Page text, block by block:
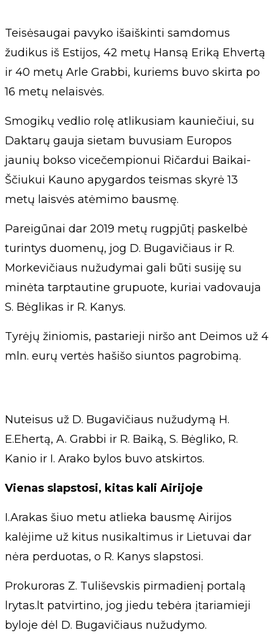
Teisėsaugai pavyko išaiškinti samdomus
žudikus iš Estijos, 42 metų Hansą Eriką Ehvertą
ir 40 metų Arle Grabbi, kuriems buvo skirta po
16 metų nelaisvės.
Smogikų vedlio rolę atlikusiam kauniečiui, su
Daktarų gauja sietam buvusiam Europos
jaunių bokso vicečempionui Ričardui Baikai-
Ščiukui Kauno apygardos teismas skyrė 13
metų laisvės atėmimo bausmę.
Pareigūnai dar 2019 metų rugpjūtį paskelbė
turintys duomenų, jog D. Bugavičiaus ir R.
Morkevičiaus nužudymai gali būti susiję su
minėta tarptautine grupuote, kuriai vadovauja
S. Bėglikas ir R. Kanys.
Tyrėjų žiniomis, pastarieji niršo ant Deimos už 4
mln. eurų vertės hašišo siuntos pagrobimą.
Nuteisus už D. Bugavičiaus nužudymą H.
E.Ehertą, A. Grabbi ir R. Baiką, S. Bėgliko, R.
Kanio ir I. Arako bylos buvo atskirtos.
Vienas slapstosi, kitas kali Airijoje
I.Arakas šiuo metu atlieka bausmę Airijos
kalėjime už kitus nusikaltimus ir Lietuvai dar
nėra perduotas, o R. Kanys slapstosi.
Prokuroras Z. Tuliševskis pirmadienį portalą
lrytas.lt patvirtino, jog jiedu tebėra įtariamieji
byloje dėl D. Bugavičiaus nužudymo.